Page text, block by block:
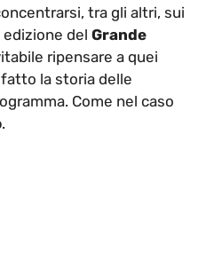
tra gli altri, sui
del Grande
ripensare a quei
la storia delle
Come nel caso
.